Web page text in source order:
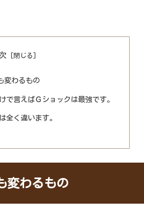
変わるもの
で言えばＧショックは最強です。
全く違います。
変わるもの